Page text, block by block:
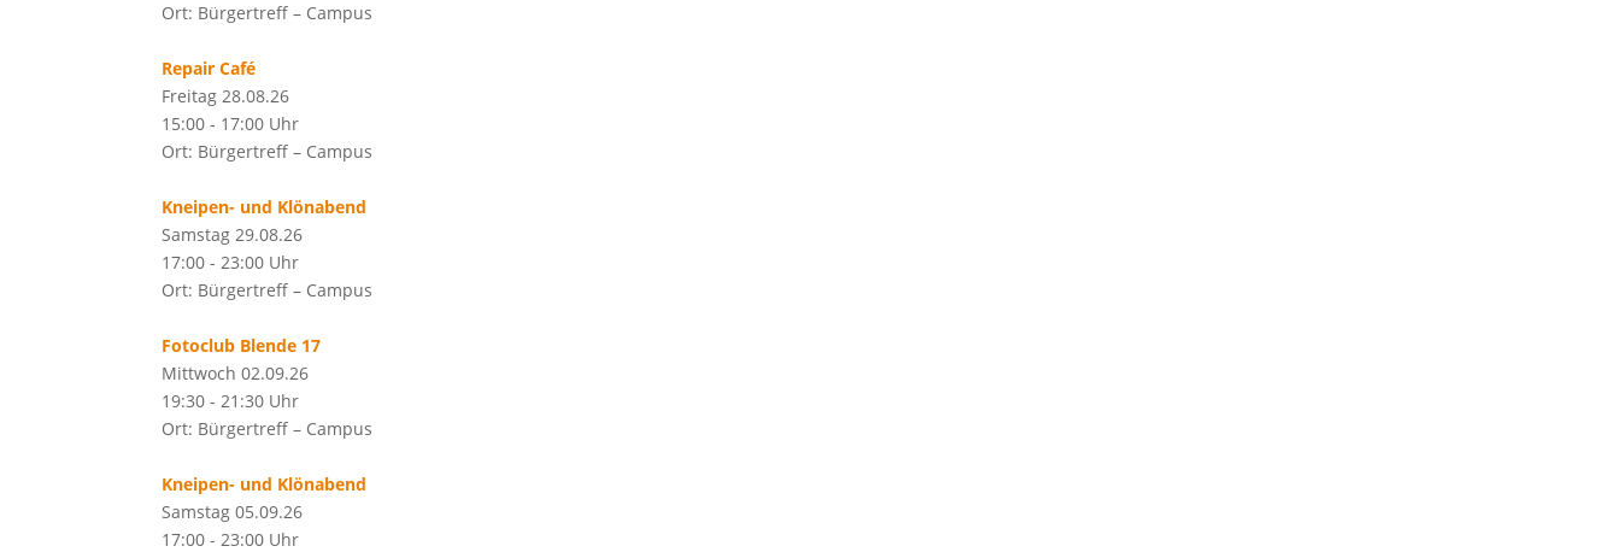
Ort: Bürgertreff – Campus
Repair Café
Freitag 28.08.26
15:00 - 17:00 Uhr
Ort: Bürgertreff – Campus
Kneipen- und Klönabend
Samstag 29.08.26
17:00 - 23:00 Uhr
Ort: Bürgertreff – Campus
Fotoclub Blende 17
Mittwoch 02.09.26
19:30 - 21:30 Uhr
Ort: Bürgertreff – Campus
Kneipen- und Klönabend
Samstag 05.09.26
17:00 - 23:00 Uhr